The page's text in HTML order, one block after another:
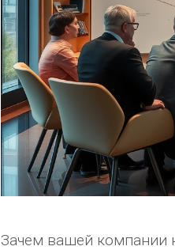
Зачем вашей компании